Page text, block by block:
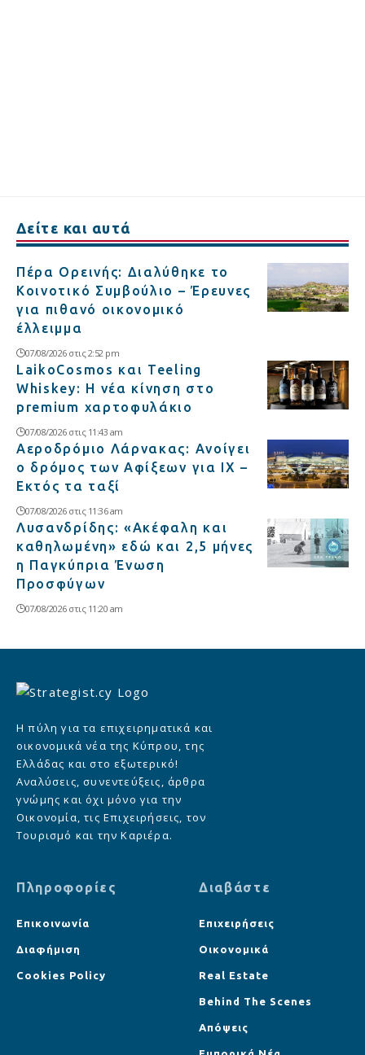
Δείτε και αυτά
Πέρα Ορεινής: Διαλύθηκε το
Κοινοτικό Συμβούλιο – Έρευνες
για πιθανό οικονομικό
έλλειμμα
07/08/2026 στις 2:52 pm
LaikoCosmos και Teeling
Whiskey: Η νέα κίνηση στο
premium χαρτοφυλάκιο
07/08/2026 στις 11:43 am
Αεροδρόμιο Λάρνακας: Ανοίγει
ο δρόμος των Αφίξεων για ΙΧ –
Εκτός τα ταξί
07/08/2026 στις 11:36 am
Λυσανδρίδης: «Ακέφαλη και
καθηλωμένη» εδώ και 2,5 μήνες
η Παγκύπρια Ένωση
Προσφύγων
07/08/2026 στις 11:20 am
Η πύλη για τα επιχειρηματικά και
οικονομικά νέα της Κύπρου, της
Ελλάδας και στο εξωτερικό!
Αναλύσεις, συνεντεύξεις, άρθρα
γνώμης και όχι μόνο για την
Οικονομία, τις Επιχειρήσεις, τον
Τουρισμό και την Καριέρα.
Πληροφορίες
Επικοινωνία
Διαφήμιση
Cookies Policy
Διαβάστε
Επιχειρήσεις
Οικονομικά
Real Estate
Behind The Scenes
Απόψεις